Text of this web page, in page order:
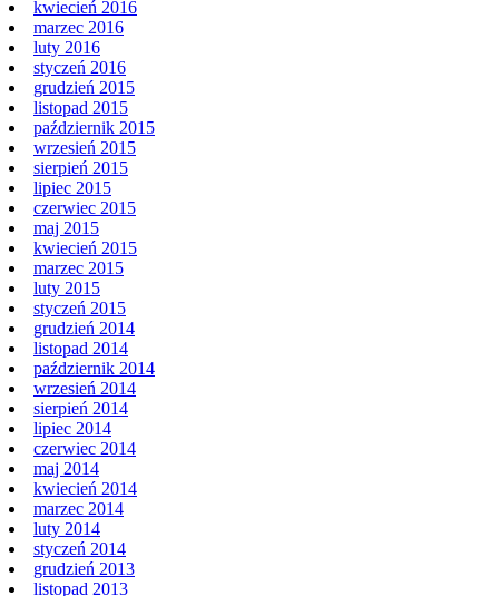
kwiecień 2016
marzec 2016
luty 2016
styczeń 2016
grudzień 2015
listopad 2015
październik 2015
wrzesień 2015
sierpień 2015
lipiec 2015
czerwiec 2015
maj 2015
kwiecień 2015
marzec 2015
luty 2015
styczeń 2015
grudzień 2014
listopad 2014
październik 2014
wrzesień 2014
sierpień 2014
lipiec 2014
czerwiec 2014
maj 2014
kwiecień 2014
marzec 2014
luty 2014
styczeń 2014
grudzień 2013
listopad 2013